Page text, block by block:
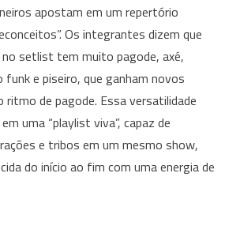
apostam em um repertório
Os integrantes dizem que
setlist tem muito pagode, axé,
e piseiro, que ganham novos
ritmo de pagode. Essa versatilidade
uma “playlist viva”, capaz de
e tribos em um mesmo show,
do início ao fim com uma energia de